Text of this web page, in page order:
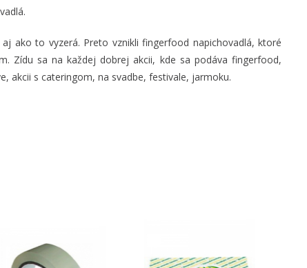
ako to vyzerá. Preto vznikli fingerfood napichovadlá, ktoré
Zídu sa na každej dobrej akcii, kde sa podáva fingerfood,
akcii s cateringom, na svadbe, festivale, jarmoku.